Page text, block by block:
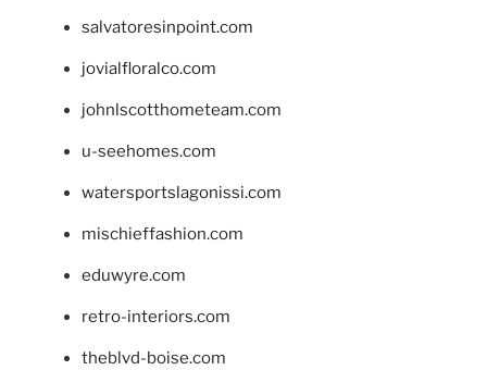
salvatoresinpoint.com
jovialfloralco.com
johnlscotthometeam.com
u-seehomes.com
watersportslagonissi.com
mischieffashion.com
eduwyre.com
retro-interiors.com
theblvd-boise.com